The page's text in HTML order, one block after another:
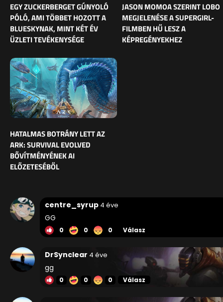
EGY ZUCKERBERGET GÚNYOLÓ
PÓLÓ, AMI TÖBBET HOZOTT A
BLUESKYNAK, MINT KÉT ÉV
ÜZLETI TEVÉKENYSÉGE
JASON MOMOA SZERINT LOBO
MEGJELENÉSE A SUPERGIRL-
FILMBEN HŰ LESZ A
KÉPREGÉNYEKHEZ
HATALMAS BOTRÁNY LETT AZ
ARK: SURVIVAL EVOLVED
BŐVÍTMÉNYÉNEK AI
ELŐZETESÉBŐL
centre_syrup 4 éve
GG
0 0 0 Válasz
DrSynclear 4 éve
gg
0 0 0 Válasz